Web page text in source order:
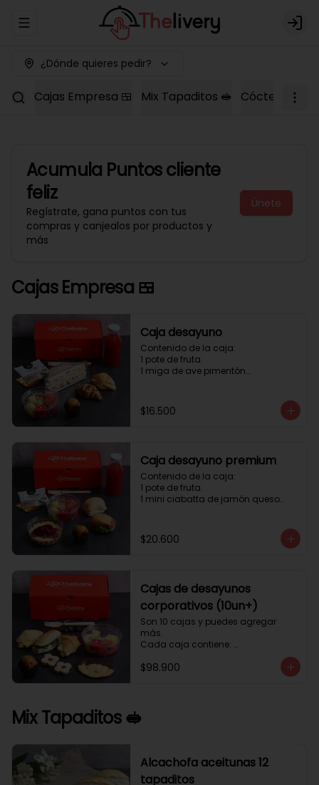
Abrir menu de navegación Login
¿Dónde quieres pedir?
Cajas Empresa 🍱 Mix Tapaditos 🥪 Cóctel Dulce
Acumula Puntos cliente
feliz
Regístrate, gana puntos con tus
compras y canjealos por productos y
más
Únete
Cajas Empresa 🍱
Caja desayuno
Contenido de la caja:
1 pote de fruta.
1 miga de ave pimentón
1 mini muffin
1 sobre de té y café
$16.500
Caja desayuno premium
Contenido de la caja:
1 pote de fruta.
1 mini ciabatta de jamón queso
1 mini muffin
1 cheesecake
$20.600
Cajas de desayunos
corporativos (10un+)
Son 10 cajas y puedes agregar
más.
Cada caja contiene:
2 mini croissant jamón queso.
1 mini muffin.
Estos desayunos no los vendemos
por unidad, desde 10 cajas.
$98.900
Mix Tapaditos 🥪
Alcachofa aceitunas 12
tapaditos